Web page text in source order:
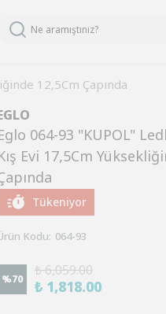
12,5Cm Çapında
064-93 "KUPOL"
Evi 17,5Cm
Tükeniyor
Kodu: 064-93
%70
₺ 6,059.00
₺ 1,818.00